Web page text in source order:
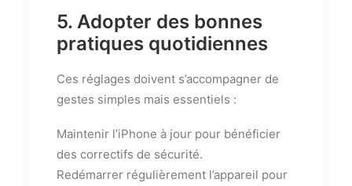
5. Adopter des bonnes
pratiques quotidiennes
Ces réglages doivent s’accompagner de
gestes simples mais essentiels :
Maintenir l’iPhone à jour pour bénéficier
des correctifs de sécurité.
Redémarrer régulièrement l’appareil pour